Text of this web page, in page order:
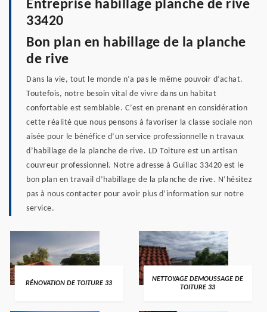
Entreprise habillage planche de rive
33420
Bon plan en habillage de la planche
de rive
Dans la vie, tout le monde n’a pas le même pouvoir d’achat.
Toutefois, notre besoin vital de vivre dans un habitat
confortable est semblable. C’est en prenant en considération
cette réalité que nous pensons à favoriser la classe sociale non
aisée pour le bénéfice d’un service professionnelle n travaux
d’habillage de la planche de rive. LD Toiture est un artisan
couvreur professionnel. Notre adresse à Guillac 33420 est le
bon plan en travail d’habillage de la planche de rive. N’hésitez
pas à nous contacter pour avoir plus d’information sur notre
service.
RÉNOVATION DE TOITURE 33
NETTOYAGE DEMOUSSAGE DE
TOITURE 33